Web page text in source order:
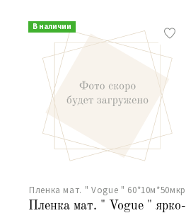
В наличии
Пленка мат. " Vogue " 60*10м*50мкр
Пленка мат. " Vogue " ярко-